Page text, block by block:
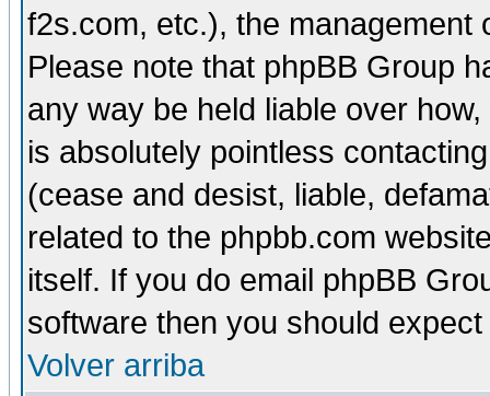
f2s.com, etc.), the management
Please note that phpBB Group
any way be held liable over
is absolutely pointless
(cease and desist, liable,
related to the phpbb.com
itself. If you do email phpBB
software then you should
Volver arriba